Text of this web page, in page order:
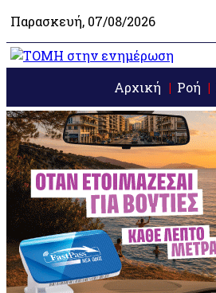
Παρασκευή, 07/08/2026
Αρχική Ροή